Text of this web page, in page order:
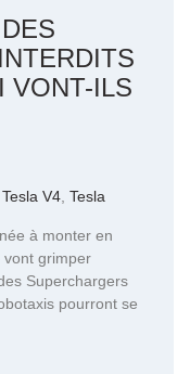
VONT-ILS
V4 Tesla
à monter en
vont grimper
Superchargers
pourront se